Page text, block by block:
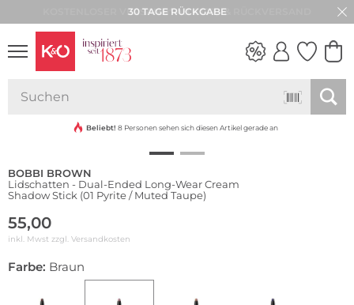
30 TAGE RÜCKGABE
Wasserfest
Beliebt! 8 Personen sehen sich diesen Artikel gerade an
BOBBI BROWN
Lidschatten - Dual-Ended Long-Wear Cream
Shadow Stick (01 Pyrite / Muted Taupe)
55,00
inkl. Mwst zzgl. Versandkosten
Farbe: Braun